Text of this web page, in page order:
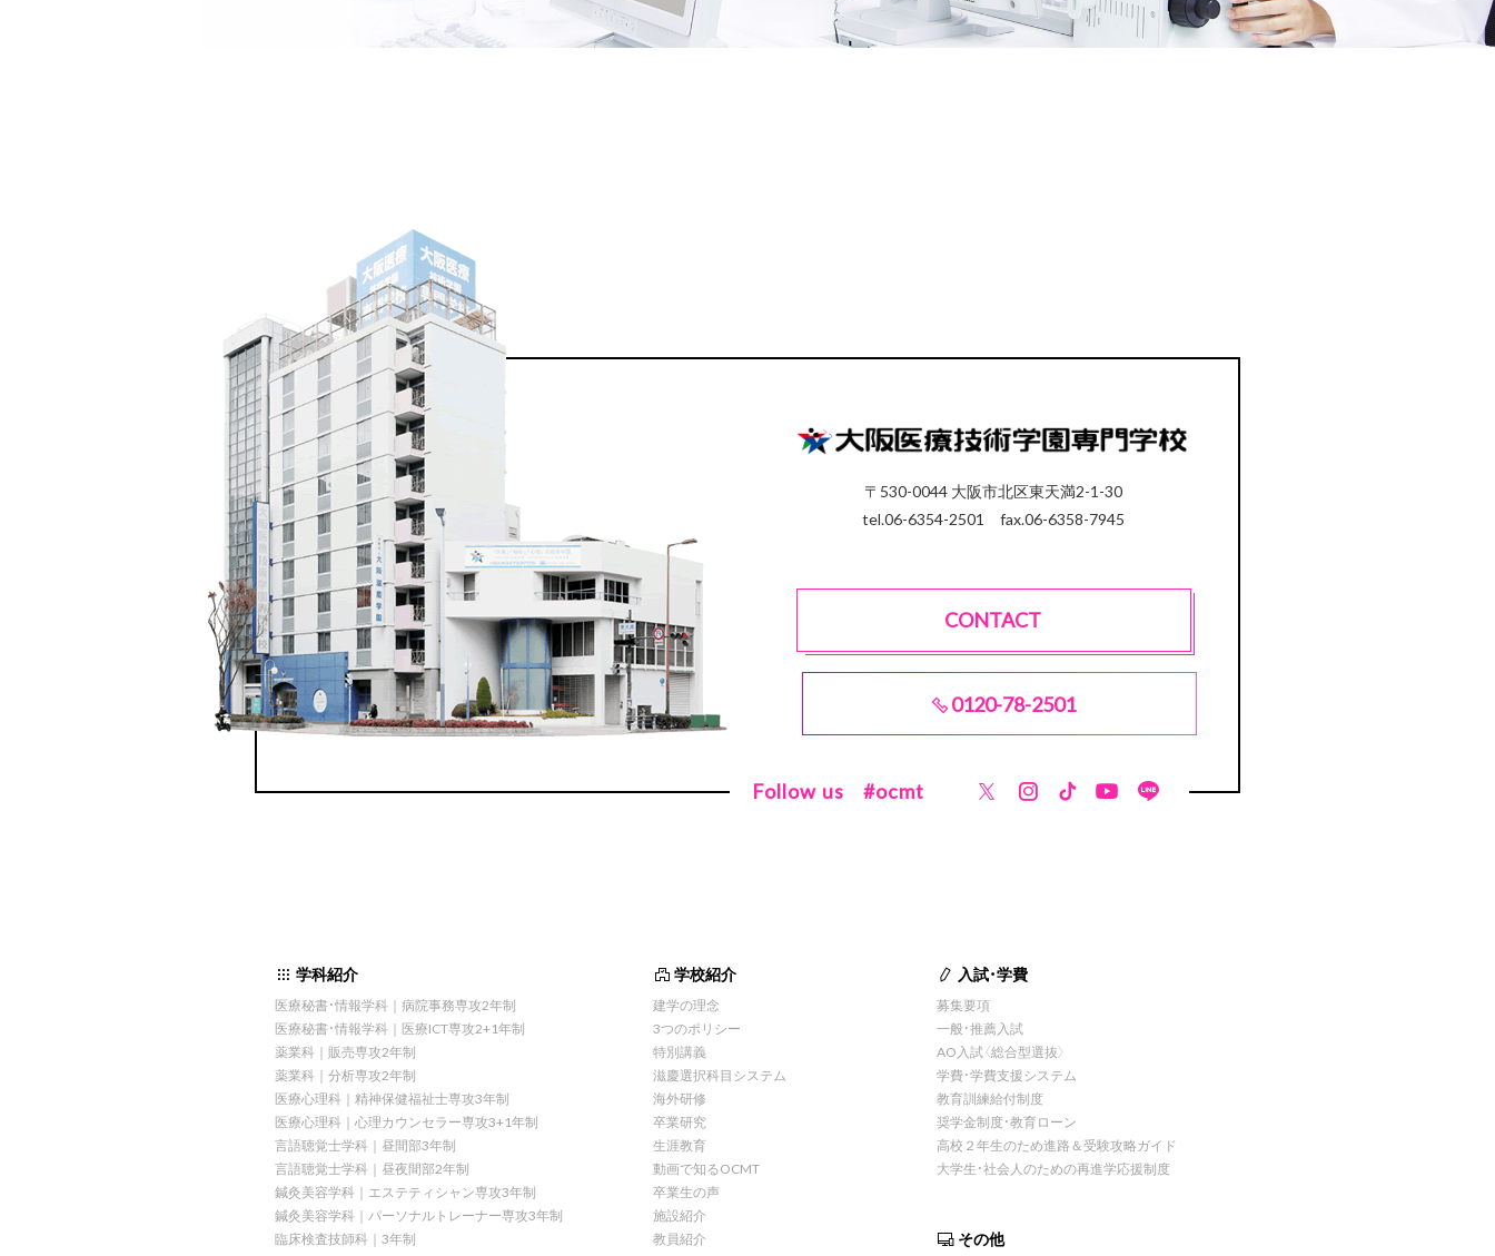
〒530-0044 大阪市北区東天満2-1-30
tel.06-6354-2501 fax.06-6358-7945
CONTACT
0120-78-2501
Follow us #ocmt
学科紹介
医療秘書・情報学科｜病院事務専攻2年制
医療秘書・情報学科｜医療ICT専攻2+1年制
薬業科｜販売専攻2年制
薬業科｜分析専攻2年制
医療心理科｜精神保健福祉士専攻3年制
医療心理科｜心理カウンセラー専攻3+1年制
言語聴覚士学科｜昼間部3年制
言語聴覚士学科｜昼夜間部2年制
鍼灸美容学科｜エステティシャン専攻3年制
鍼灸美容学科｜パーソナルトレーナー専攻3年制
臨床検査技師科｜3年制
学校紹介
建学の理念
3つのポリシー
特別講義
滋慶選択科目システム
海外研修
卒業研究
生涯教育
動画で知るOCMT
卒業生の声
施設紹介
教員紹介
入試・学費
募集要項
一般・推薦入試
AO入試〈総合型選抜〉
学費・学費支援システム
教育訓練給付制度
奨学金制度・教育ローン
高校２年生のため進路＆受験攻略ガイド
大学生・社会人のための再進学応援制度
その他